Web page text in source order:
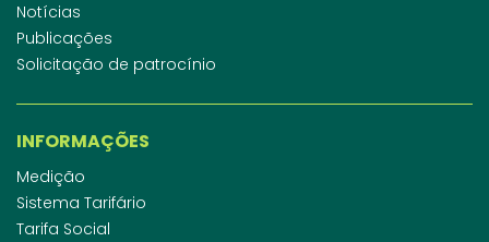
Notícias
Publicações
Solicitação de patrocínio
INFORMAÇÕES
Medição
Sistema Tarifário
Tarifa Social